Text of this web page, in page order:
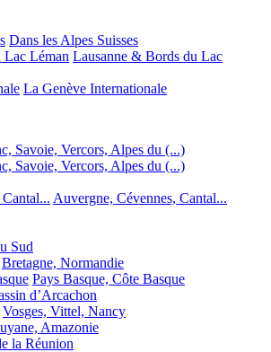
Dans les Alpes Suisses
Lac Léman Lausanne & Bords du Lac
La Genève Internationale
Savoie, Vercors, Alpes du (...)
Savoie, Vercors, Alpes du (...)
Auvergne, Cévennes, Cantal...
Sud
Bretagne, Normandie
Pays Basque, Côte Basque
d’Arcachon
Vosges, Vittel, Nancy
Amazonie
la Réunion